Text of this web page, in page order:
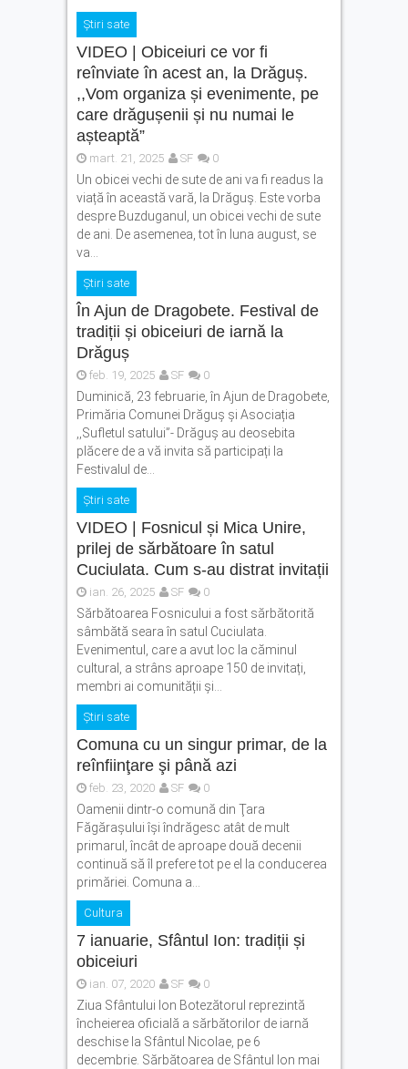
Știri sate
VIDEO | Obiceiuri ce vor fi
reînviate în acest an, la Drăguș.
,,Vom organiza și evenimente, pe
care drăgușenii și nu numai le
așteaptă”
mart. 21, 2025 SF 0
Un obicei vechi de sute de ani va fi readus la
viață în această vară, la Drăguș. Este vorba
despre Buzduganul, un obicei vechi de sute
de ani. De asemenea, tot în luna august, se
va...
Știri sate
În Ajun de Dragobete. Festival de
tradiții și obiceiuri de iarnă la
Drăguș
feb. 19, 2025 SF 0
Duminică, 23 februarie, în Ajun de Dragobete,
Primăria Comunei Drăguş și Asociația
,,Sufletul satului”- Drăguș au deosebita
plăcere de a vă invita să participați la
Festivalul de...
Știri sate
VIDEO | Fosnicul și Mica Unire,
prilej de sărbătoare în satul
Cuciulata. Cum s-au distrat invitații
ian. 26, 2025 SF 0
Sărbătoarea Fosnicului a fost sărbătorită
sâmbătă seara în satul Cuciulata.
Evenimentul, care a avut loc la căminul
cultural, a strâns aproape 150 de invitați,
membri ai comunității și...
Știri sate
Comuna cu un singur primar, de la
reînfiinţare şi până azi
feb. 23, 2020 SF 0
Oamenii dintr-o comună din Ţara
Făgăraşului îşi îndrăgesc atât de mult
primarul, încât de aproape două decenii
continuă să îl prefere tot pe el la conducerea
primăriei. Comuna a...
Cultura
7 ianuarie, Sfântul Ion: tradiții și
obiceiuri
ian. 07, 2020 SF 0
Ziua Sfântului Ion Botezătorul reprezintă
încheierea oficială a sărbătorilor de iarnă
deschise la Sfântul Nicolae, pe 6
decembrie. Sărbătoarea de Sfântul Ion mai